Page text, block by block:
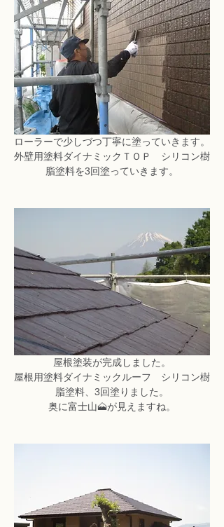
ローラーで少しづつ丁寧に塗っていきます。
外壁用塗料ダイナミックＴＯＰ　シリコン樹
脂塗料を3回塗っていきます。
屋根塗装が完成しました。
屋根用塗料ダイナミックルーフ　シリコン樹
脂塗料、3回塗りました。
奥に富士山🗻が見えますね。